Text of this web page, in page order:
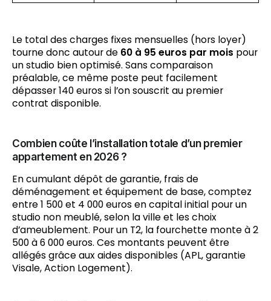
Le total des charges fixes mensuelles (hors loyer)
tourne donc autour de 60 à 95 euros par mois pour
un studio bien optimisé. Sans comparaison
préalable, ce même poste peut facilement
dépasser 140 euros si l’on souscrit au premier
contrat disponible.
Combien coûte l’installation totale d’un premier
appartement en 2026 ?
En cumulant dépôt de garantie, frais de
déménagement et équipement de base, comptez
entre 1 500 et 4 000 euros en capital initial pour un
studio non meublé, selon la ville et les choix
d’ameublement. Pour un T2, la fourchette monte à 2
500 à 6 000 euros. Ces montants peuvent être
allégés grâce aux aides disponibles (APL, garantie
Visale, Action Logement).